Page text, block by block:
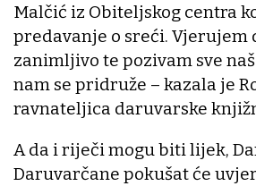
Malčić iz Obiteljskog centra
predavanje o sreći. Vjerujem
zanimljivo te pozivam sve
nam se pridruže – kazala je
ravnateljica daruvarske
A da i riječi mogu biti lijek,
Daruvarčane pokušat će